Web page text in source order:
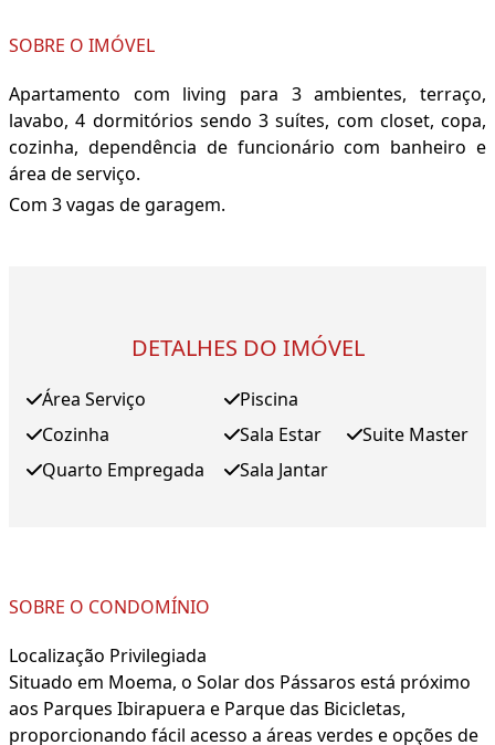
SOBRE O IMÓVEL
Apartamento com living para 3 ambientes, terraço,
lavabo, 4 dormitórios sendo 3 suítes, com closet, copa,
cozinha, dependência de funcionário com banheiro e
área de serviço.
Com 3 vagas de garagem.
DETALHES DO IMÓVEL
Área Serviço
Cozinha
Quarto Empregada
Piscina
Sala Estar
Sala Jantar
Suite Master
SOBRE O CONDOMÍNIO
Localização Privilegiada
Situado em Moema, o Solar dos Pássaros está próximo
aos Parques Ibirapuera e Parque das Bicicletas,
proporcionando fácil acesso a áreas verdes e opções de